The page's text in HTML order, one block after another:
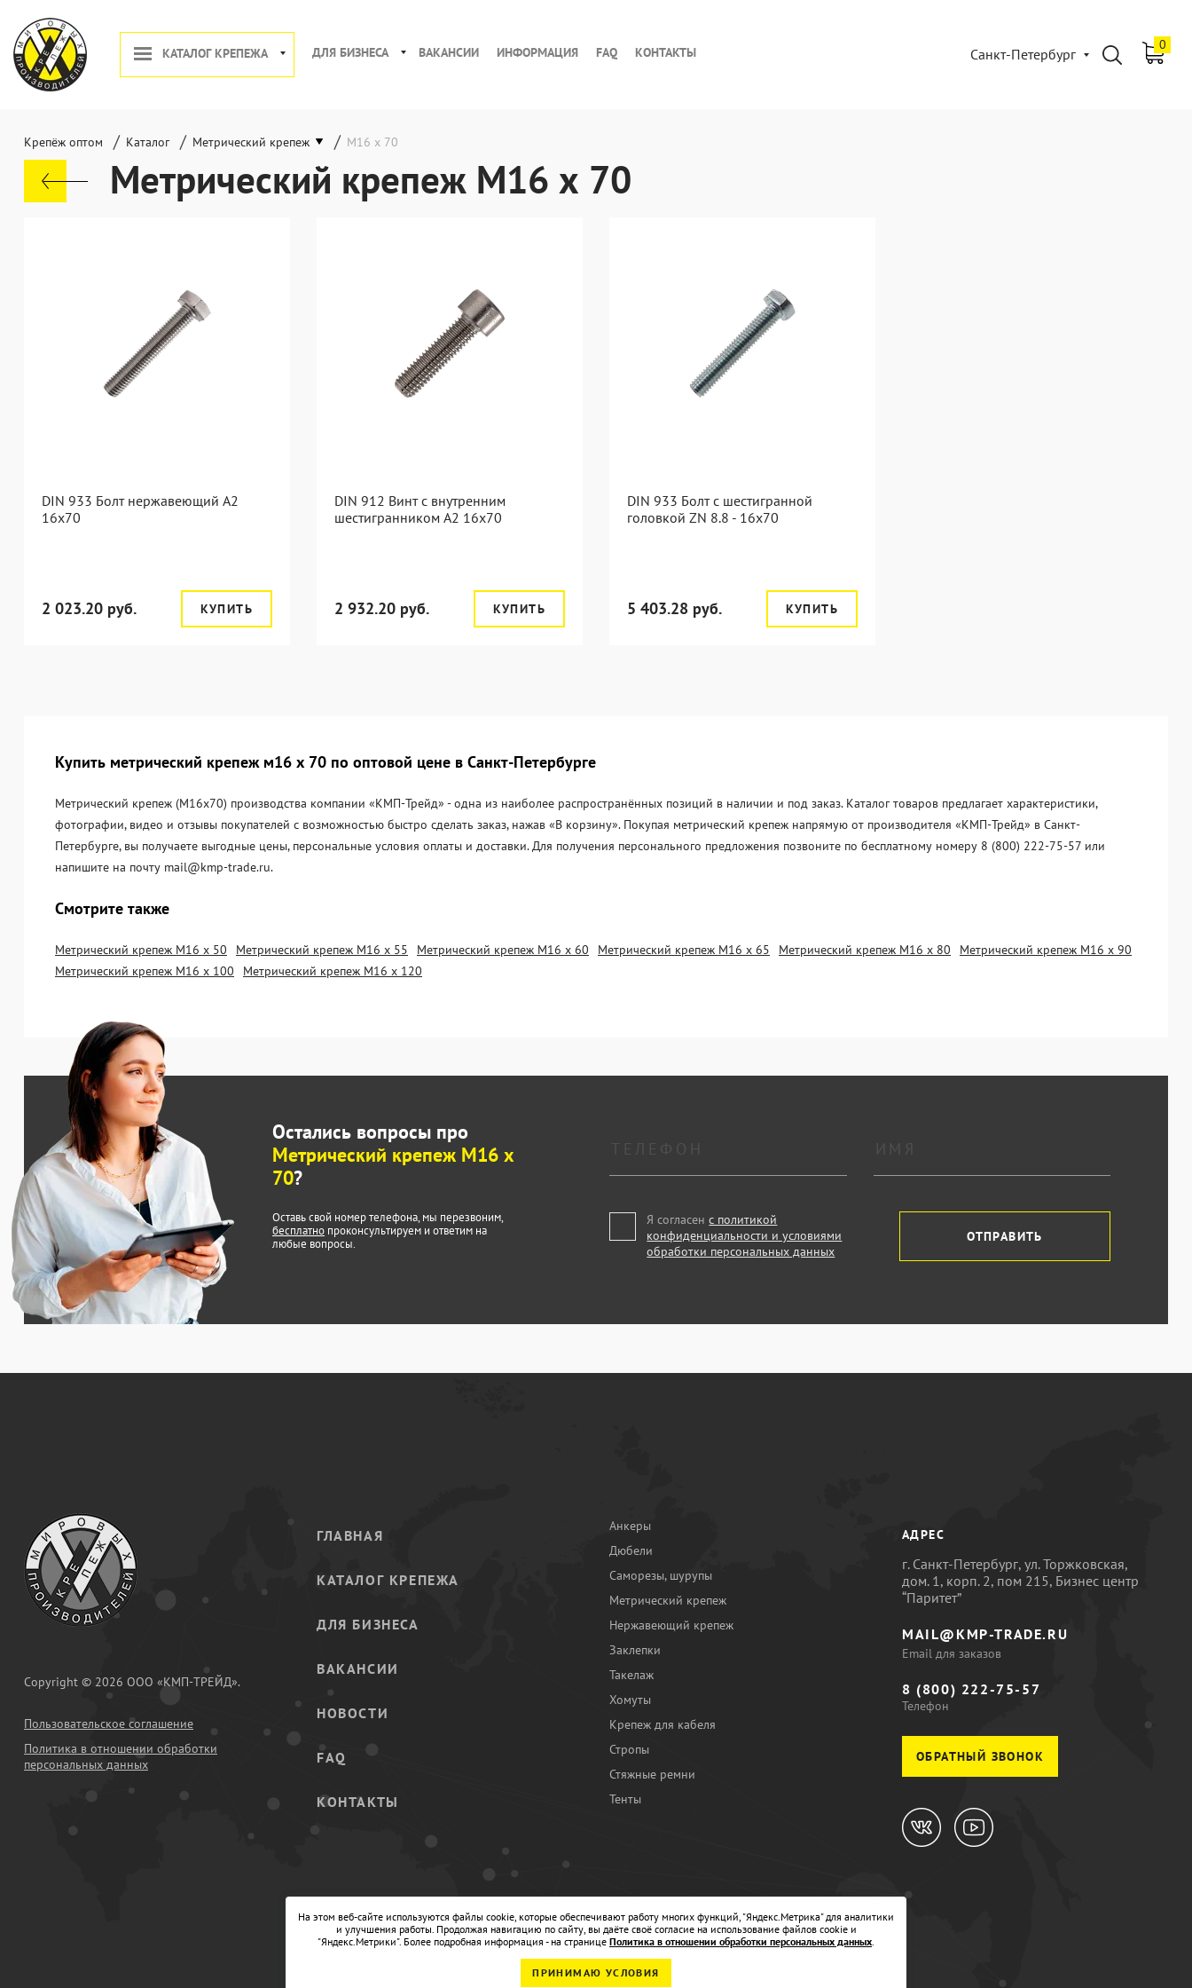
КАТАЛОГ КРЕПЕЖА ДЛЯ БИЗНЕСА ВАКАНСИИ ИНФОРМАЦИЯ FAQ КОНТАКТЫ Санкт-Петербург
0
Крепёж оптом / Каталог / Метрический крепеж / М16 х 70
Метрический крепеж М16 х 70
DIN 933 Болт нержавеющий А2
16х70
2 023.20 руб. КУПИТЬ
DIN 912 Винт с внутренним
шестигранником А2 16х70
2 932.20 руб. КУПИТЬ
DIN 933 Болт с шестигранной
головкой ZN 8.8 - 16x70
5 403.28 руб. КУПИТЬ
Купить метрический крепеж м16 х 70 по оптовой цене в Санкт-Петербурге
Метрический крепеж (М16х70) производства компании «KМП-Трейд» - одна из наиболее распространённых позиций в наличии и под заказ. Каталог товаров предлагает характеристики,
фотографии, видео и отзывы покупателей с возможностью быстро сделать заказ, нажав «В корзину». Покупая метрический крепеж напрямую от производителя «KМП-Трейд» в Санкт-
Петербурге, вы получаете выгодные цены, персональные условия оплаты и доставки. Для получения персонального предложения позвоните по бесплатному номеру 8 (800) 222-75-57 или
напишите на почту mail@kmp-trade.ru.
Смотрите также
Метрический крепеж М16 х 50 Метрический крепеж М16 х 55 Метрический крепеж М16 х 60 Метрический крепеж М16 х 65 Метрический крепеж М16 х 80
Метрический крепеж М16 х 90
Метрический крепеж М16 х 100
Метрический крепеж М16 х 120
Остались вопросы про
Метрический крепеж М16 х
70?
Оставь свой номер телефона, мы перезвоним,
бесплатно проконсультируем и ответим на
любые вопросы.
Я согласенс политикой
конфиденциальности и условиями
обработки персональных данных
ОТПРАВИТЬ
Copyright © 2026 ООО «КМП-ТРЕЙД».
Пользовательское соглашение
Политика в отношении обработки
персональных данных
ГЛАВНАЯ
КАТАЛОГ КРЕПЕЖА
ДЛЯ БИЗНЕСА
ВАКАНСИИ
НОВОСТИ
FAQ
КОНТАКТЫ
Анкеры
Дюбели
Саморезы, шурупы
Метрический крепеж
Нержавеющий крепеж
Заклепки
Такелаж
Хомуты
Крепеж для кабеля
Стропы
Стяжные ремни
Тенты
АДРЕС
г. Санкт-Петербург, ул. Торжковская,
дом. 1, корп. 2, пом 215, Бизнес центр
“Паритет”
MAIL@KMP-TRADE.RU
Email для заказов
8 (800) 222-75-57
Телефон
ОБРАТНЫЙ ЗВОНОК
На этом веб-сайте используются файлы cookie, которые обеспечивают работу многих функций, "Яндекс.Метрика" для аналитики
и улучшения работы. Продолжая навигацию по сайту, вы даёте своё согласие на использование файлов cookie и
"Яндекс.Метрики". Более подробная информация - на странице Политика в отношении обработки персональных данных.
ПРИНИМАЮ УСЛОВИЯ